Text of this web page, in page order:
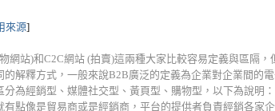
來源]
網站)和C2C網站 (拍賣)這兩種大家比較容易定義與區隔
的解釋方式，一般來說B2B廣泛的定義為企業對企業間的
分為經銷型、媒體社交型、黃頁型、購物型，以下為說明
有點像是貿易商或是經銷商，平台的提供者負責經銷各家